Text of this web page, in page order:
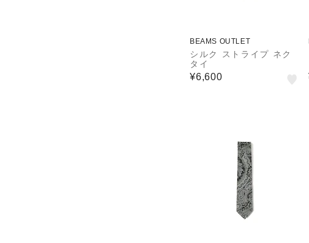
BEAMS OUTLET
シルク ストライプ ネク
タイ
¥6,600